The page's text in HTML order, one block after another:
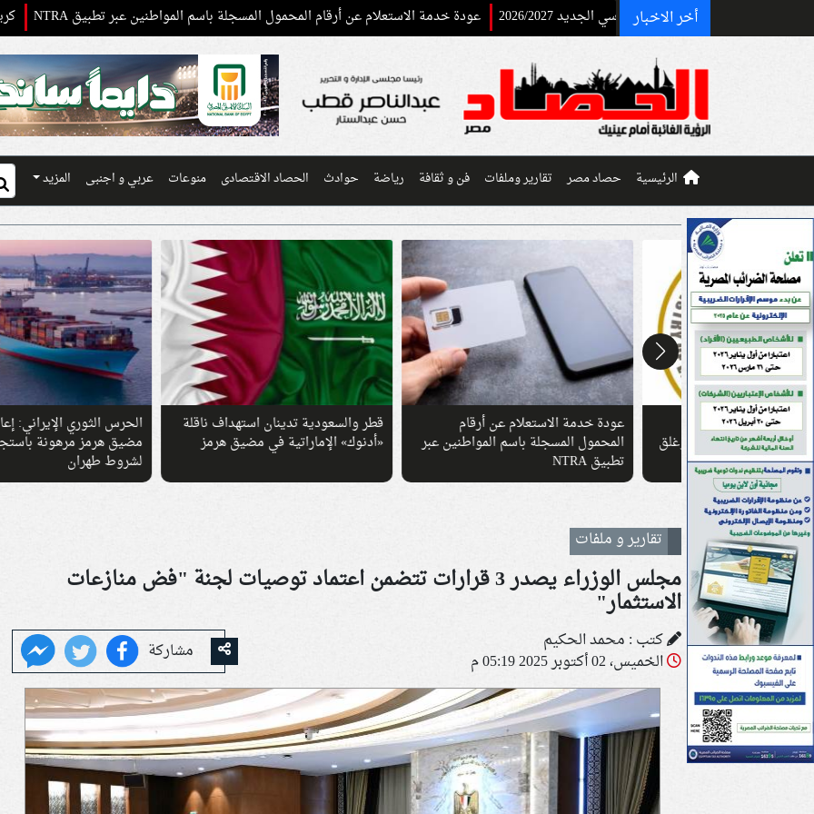
أخر الاخبار عودة خدمة الاستعلام عن أرقام المحمول المسجلة باسم المواطنين عبر تطبيق NTRA كريم عبد العزيز
الرئيسية حصاد مصر تقارير وملفات فن و ثقافة رياضة حوادث الحصاد الاقتصادى منوعات عربي و اجنبى المزيد
رغباتهم في
للجامعات.. وغلق
عودة خدمة الاستعلام عن أرقام
المحمول المسجلة باسم المواطنين عبر
قطر والسعودية تدينان استهداف ناقلة
«أدنوك» الإماراتية في مضيق هرمز
الحرس الثوري الإيراني: إعادة فتح
مضيق هرمز مرهونة باستجابة
لشروط طهران
تقارير و ملفات
مجلس الوزراء يصدر 3 قرارات تتضمن اعتماد توصيات لجنة "فض منازعات
الاستثمار"
كتب : محمد الحكيم
الخميس، 02 أكتوبر 2025 05:19 م
مشاركة